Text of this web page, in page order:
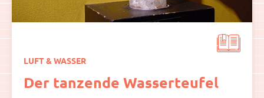
LUFT & WASSER
Der tanzende Wasserteufel